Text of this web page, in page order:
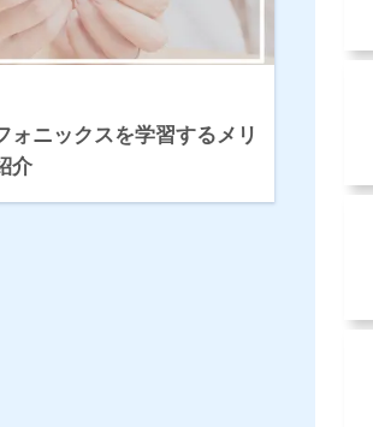
ォニックスを学習するメリ
介